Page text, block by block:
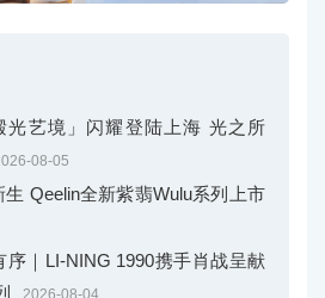
光艺境」闪耀登陆上海 光之所
08-05
Qeelin全新紫翡Wulu系列上市
序｜LI-NING 1990携手肖战呈献
2026-08-04